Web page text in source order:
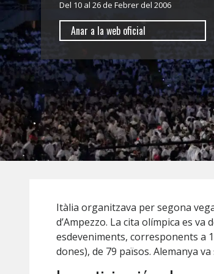
Del 10 al 26 de Febrer del 2006
Anar a la web oficial
Itàlia organitzava per segona
d’Ampezzo. La cita olímpica es
esdeveniments, corresponents a
dones), de 79 països. Alemanya